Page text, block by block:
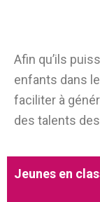
Jeunes en
Afin qu’ils
enfants dans
faciliter à
des talents